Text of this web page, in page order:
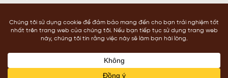
Điều khoản sử dụng
Chính sách bảo mật